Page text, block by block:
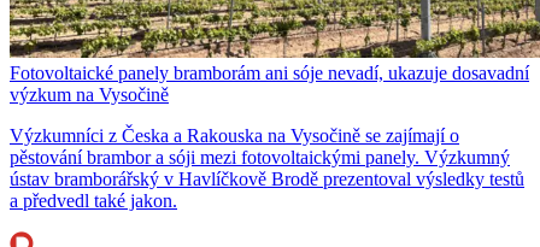
Fotovoltaické panely bramborám ani sóje nevadí, ukazuje dosavadní
výzkum na Vysočině
Výzkumníci z Česka a Rakouska na Vysočině se zajímají o
pěstování brambor a sóji mezi fotovoltaickými panely. Výzkumný
ústav bramborářský v Havlíčkově Brodě prezentoval výsledky testů
a předvedl také jakon.